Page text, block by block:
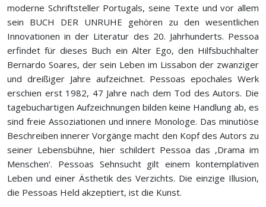
moderne Schriftsteller Portugals, seine Texte und vor allem
sein BUCH DER UNRUHE gehören zu den wesentlichen
Innovationen in der Literatur des 20. Jahrhunderts. Pessoa
erfindet für dieses Buch ein Alter Ego, den Hilfsbuchhalter
Bernardo Soares, der sein Leben im Lissabon der zwanziger
und dreißiger Jahre aufzeichnet. Pessoas epochales Werk
erschien erst 1982, 47 Jahre nach dem Tod des Autors. Die
tagebuchartigen Aufzeichnungen bilden keine Handlung ab, es
sind freie Assoziationen und innere Monologe. Das minutiöse
Beschreiben innerer Vorgänge macht den Kopf des Autors zu
seiner Lebensbühne, hier schildert Pessoa das ‚Drama im
Menschen‘. Pessoas Sehnsucht gilt einem kontemplativen
Leben und einer Ästhetik des Verzichts. Die einzige Illusion,
die Pessoas Held akzeptiert, ist die Kunst.